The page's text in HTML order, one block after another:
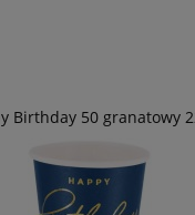
Birthday 50 granatowy